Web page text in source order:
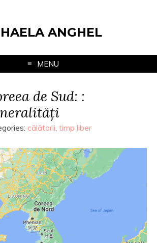
ANGHEL
MENU
de Sud: :
călătorii, timp liber